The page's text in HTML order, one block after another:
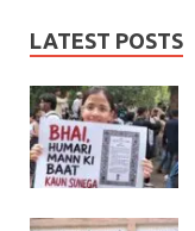
LATEST POSTS